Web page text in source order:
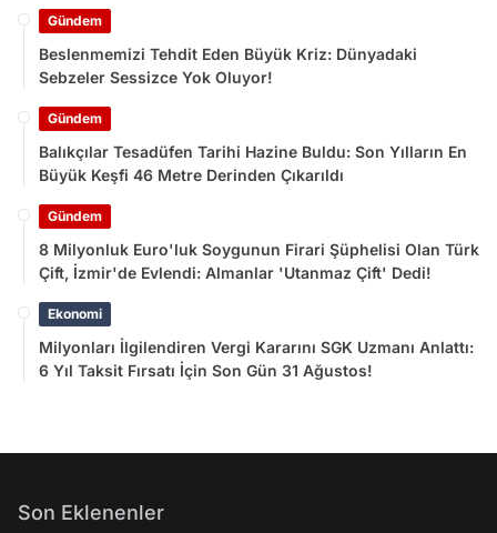
Gündem
Beslenmemizi Tehdit Eden Büyük Kriz: Dünyadaki
Sebzeler Sessizce Yok Oluyor!
Gündem
Balıkçılar Tesadüfen Tarihi Hazine Buldu: Son Yılların En
Büyük Keşfi 46 Metre Derinden Çıkarıldı
Gündem
8 Milyonluk Euro'luk Soygunun Firari Şüphelisi Olan Türk
Çift, İzmir'de Evlendi: Almanlar 'Utanmaz Çift' Dedi!
Ekonomi
Milyonları İlgilendiren Vergi Kararını SGK Uzmanı Anlattı:
6 Yıl Taksit Fırsatı İçin Son Gün 31 Ağustos!
Son Eklenenler